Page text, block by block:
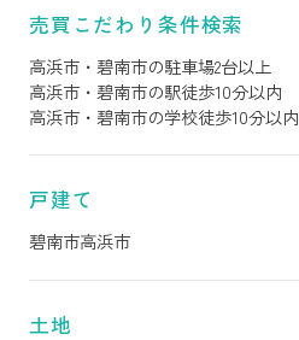
売買こだわり条件検索
高浜市・碧南市の駐車場2台以上
高浜市・碧南市の駅徒歩10分以内
高浜市・碧南市の学校徒歩10分以内
戸建て
碧南市高浜市
土地